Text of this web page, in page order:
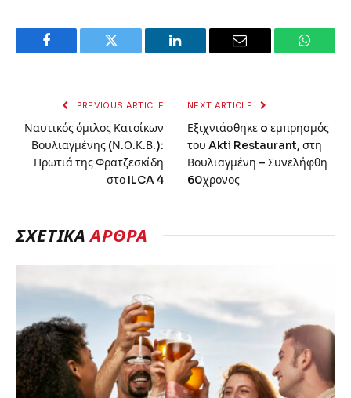
Facebook Twitter LinkedIn Email
PREVIOUS ARTICLE
Ναυτικός όμιλος Κατοίκων
Βουλιαγμένης (Ν.Ο.Κ.Β.):
Πρωτιά της Φρατζεσκίδη
στο ILCA 4
NEXT ARTICLE
Εξιχνιάσθηκε o εμπρησμός
του Akti Restaurant, στη
Βουλιαγμένη – Συνελήφθη
60χρονος
ΣΧΕΤΙΚΆΆΡΘΡΑ